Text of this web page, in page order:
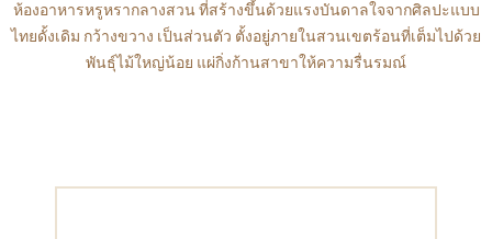
ห้องอาหารหรูหรากลางสวน ที่สร้างขึ้นด้วยแรงบันดาลใจจากศิลปะแบบ
ไทยดั้งเดิม กว้างขวาง เป็นส่วนตัว ตั้งอยู่ภายในสวนเขตร้อนที่เต็มไปด้วย
พันธุ์ไม้ใหญ่น้อย แผ่กิ่งก้านสาขาให้ความรื่นรมณ์